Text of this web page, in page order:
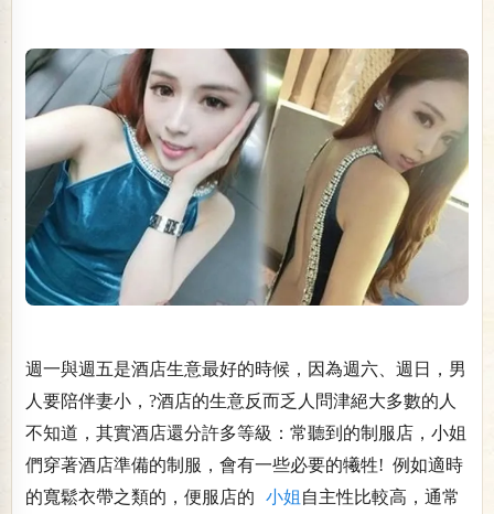
週一與週五是酒店生意最好的時候，因為週六、週日，男
人要陪伴妻小，?酒店的生意反而乏人問津絕大多數的人
不知道，其實酒店還分許多等級：常聽到的制服店，小姐
們穿著酒店準備的制服，會有一些必要的犧牲! 例如適時
的寬鬆衣帶之類的，便服店的
小姐 自主性比較高，通常